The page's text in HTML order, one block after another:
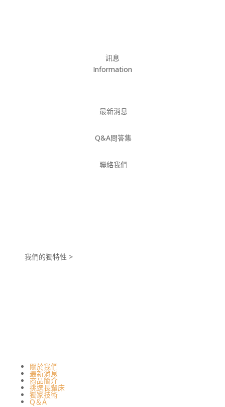
訊息
Information
最新消息
Q&A問答集
聯絡我們
我們的獨特性 >
關於我們
最新消息
商品簡介
挑選長輩床
獨家技術
Q＆A